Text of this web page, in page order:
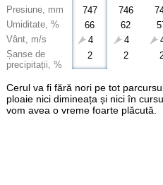
Presiune, mm
Umiditate, %
Vânt, m/s
Șanse de
precipitații, %
747
66
4
2
746
62
4
2
Cerul va fi fără nori pe tot
ploaie nici dimineața și nici în
vom avea o vreme foarte plăcută.